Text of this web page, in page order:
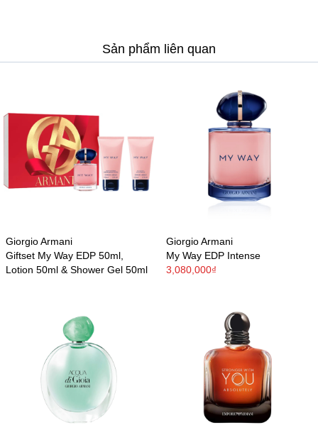
Sản phẩm liên quan
Giorgio Armani
Giftset My Way EDP 50ml,
Lotion 50ml & Shower Gel 50ml
Giorgio Armani
My Way EDP Intense
3,080,000₫